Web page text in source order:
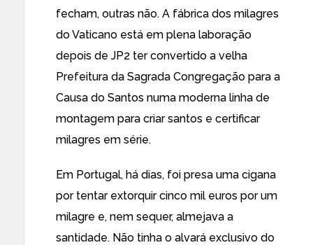
fecham, outras não. A fábrica dos milagres
do Vaticano está em plena laboração
depois de JP2 ter convertido a velha
Prefeitura da Sagrada Congregação para a
Causa do Santos numa moderna linha de
montagem para criar santos e certificar
milagres em série.
Em Portugal, há dias, foi presa uma cigana
por tentar extorquir cinco mil euros por um
milagre e, nem sequer, almejava a
santidade. Não tinha o alvará exclusivo do